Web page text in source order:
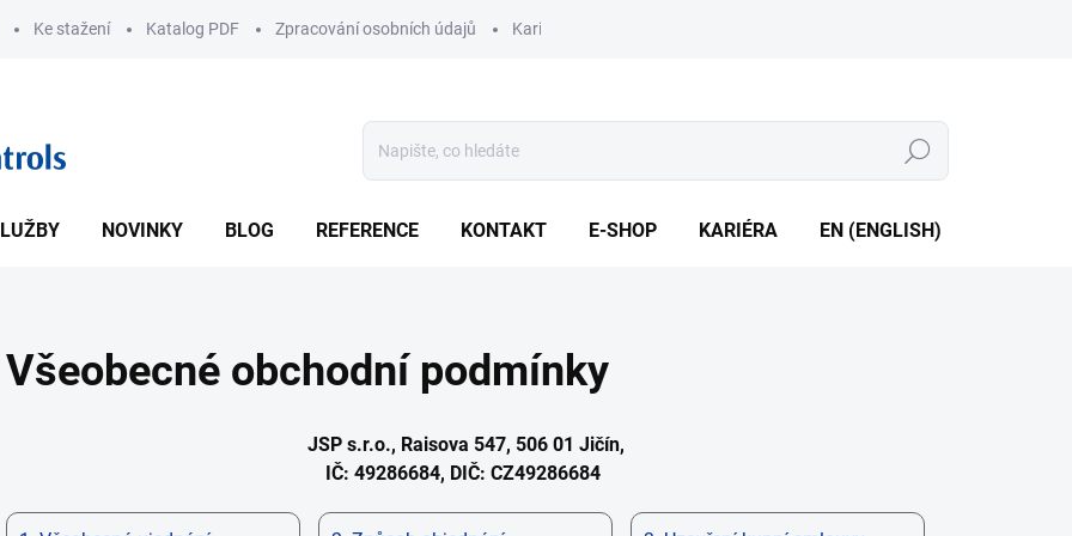
Ke stažení Katalog PDF Zpracování osobních údajů Kariéra
Hledat
NOVINKY BLOG REFERENCE KONTAKT E-SHOP KARIÉRA EN (ENGLISH)
Všeobecné obchodní podmínky
JSP s.r.o., Raisova 547, 506 01 Jičín,
IČ: 49286684, DIČ: CZ49286684